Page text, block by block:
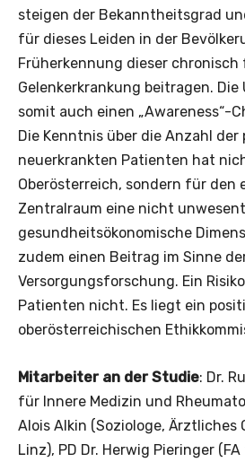
steigen der Bekanntheitsgrad
für dieses Leiden in der
Früherkennung dieser
Gelenkerkrankung beitragen.
somit auch einen „Awareness“-
Die Kenntnis über die Anzahl der
neuerkrankten Patienten hat
Oberösterreich, sondern für den
Zentralraum eine nicht
gesundheitsökonomische
zudem einen Beitrag im Sinne
Versorgungsforschung. Ein
Patienten nicht. Es liegt ein
oberösterreichischen
Mitarbeiter an der Studie: Dr.
für Innere Medizin und
Alois Alkin (Soziologe,
Linz), PD Dr. Herwig Pieringer